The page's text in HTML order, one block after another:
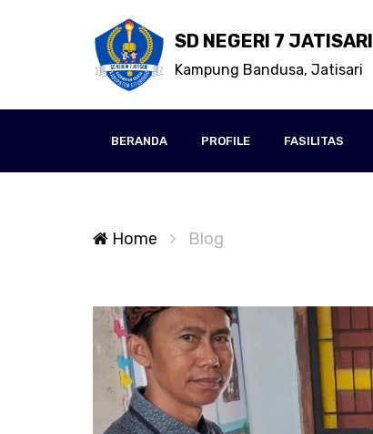
SD NEGERI 7 JATISARI
Kampung Bandusa, Jatisari
BERANDA PROFILE FASILITAS
Home Blog